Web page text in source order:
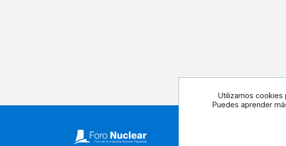
Utilizamos cookies
Puedes aprender